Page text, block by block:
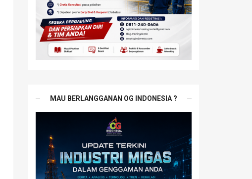
MAU BERLANGGANAN OG INDONESIA ?